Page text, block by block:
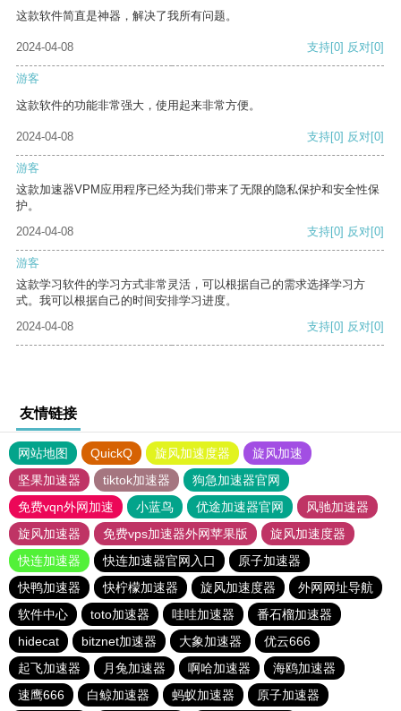
这款软件简直是神器，解决了我所有问题。
2024-04-08 支持[0] 反对[0]
游客
这款软件的功能非常强大，使用起来非常方便。
2024-04-08 支持[0] 反对[0]
游客
这款加速器VPM应用程序已经为我们带来了无限的隐私保护和安全性保
护。
2024-04-08
支持[0] 反对[0]
游客
这款学习软件的学习方式非常灵活，可以根据自己的需求选择学习方
式。我可以根据自己的时间安排学习进度。
2024-04-08
支持[0] 反对[0]
友情链接
网站地图 QuickQ 旋风加速度器
旋风加速
坚果加速器
tiktok加速器
狗急加速器官网
免费vqn外网加速
小蓝鸟 优途加速器官网
风驰加速器
旋风加速器
免费vps加速器外网苹果版
旋风加速度器
快连加速器
快连加速器官网入口
原子加速器
快鸭加速器
快柠檬加速器 旋风加速度器
外网网址导航
软件中心
toto加速器 哇哇加速器
番石榴加速器
hidecat
bitznet加速器 大象加速器
优云666
起飞加速器
月兔加速器 啊哈加速器
海鸥加速器
速鹰666
白鲸加速器 蚂蚁加速器 原子加速器